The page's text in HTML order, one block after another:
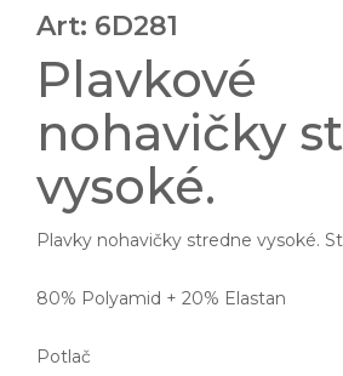
Art: 6D281
Plavkové
nohavičky
vysoké.
Plavky nohavičky stredne vysoké.
80% Polyamid + 20% Elastan
Potlač